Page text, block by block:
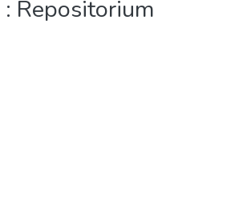
Repositorium